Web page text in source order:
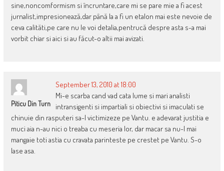
sine,noncomformism si încruntare,care mi se pare mie a fi acest
jurnalist,impresionează,dar până la a fi un etalon mai este nevoie de
ceva calităti,pe care nu le voi detalia,pentrucă despre asta s-a mai
vorbit chiar si aici si au făcut-o altii mai avizati.
Piticu Din Turn
September 13, 2010 at 18:00
Mi-e scarba cand vad cata lume si mari analisti
intransigenti si impartiali si obiectivi si imaculati se
chinuie din rasputeri sa-l victimizeze pe Vantu. e adevarat justitia e
muci aia n-au nici o treaba cu meseria lor, dar macar sa nu-l mai
mangaie toti astia cu cravata parinteste pe crestet pe Vantu. S-o
lase asa.